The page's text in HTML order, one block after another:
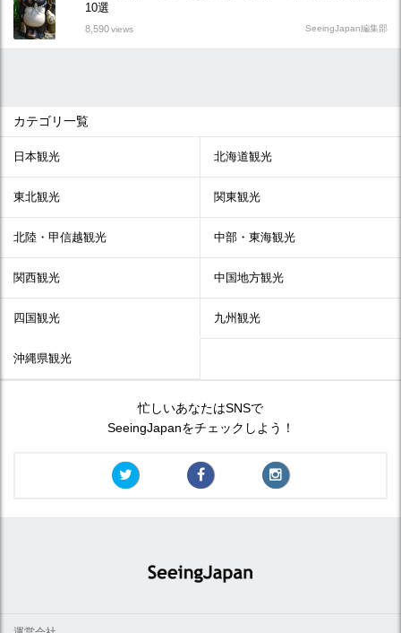
10選
8,590views SeeingJapan編集部
カテゴリ一覧
日本観光 北海道観光
東北観光 関東観光
北陸・甲信越観光 中部・東海観光
関西観光 中国地方観光
四国観光 九州観光
沖縄県観光
忙しいあなたはSNSで
SeeingJapanをチェックしよう！